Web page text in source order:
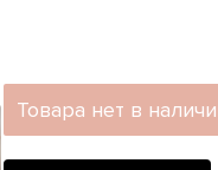
Товара нет в